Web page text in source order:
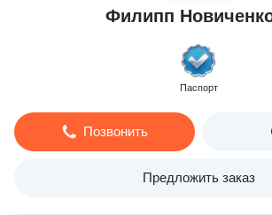
Филипп
Паспорт
Позвонить
Предложить заказ